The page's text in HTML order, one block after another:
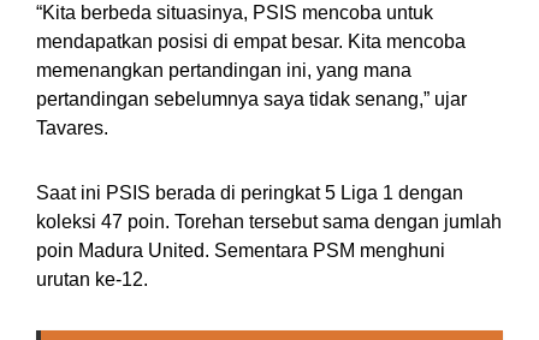
“Kita berbeda situasinya, PSIS mencoba untuk
mendapatkan posisi di empat besar. Kita mencoba
memenangkan pertandingan ini, yang mana
pertandingan sebelumnya saya tidak senang,” ujar
Tavares.
Saat ini PSIS berada di peringkat 5 Liga 1 dengan
koleksi 47 poin. Torehan tersebut sama dengan jumlah
poin Madura United. Sementara PSM menghuni
urutan ke-12.